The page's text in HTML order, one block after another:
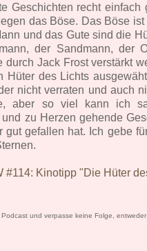
Geschichten recht einfach
das Böse. Das Böse
und das Gute sind die
der Sandmann, der
durch Jack Frost verstärkt
Hüter des Lichts
nicht verraten und auch
aber so viel kann ich
zu Herzen gehende
gut gefallen hat. Ich gebe
#114: Kinotipp "Die Hüter
und verpasse keine Folge,